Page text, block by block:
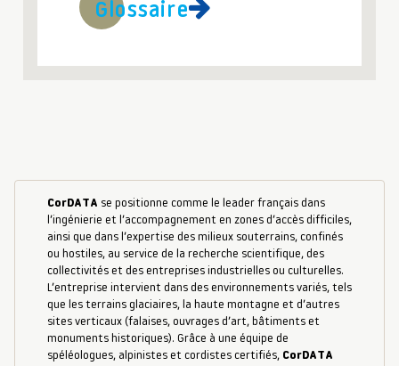
Glossaire
CorDATA se positionne comme le leader français dans
l’ingénierie et l’accompagnement en zones d’accès difficiles,
ainsi que dans l’expertise des milieux souterrains, confinés
ou hostiles, au service de la recherche scientifique, des
collectivités et des entreprises industrielles ou culturelles.
L’entreprise intervient dans des environnements variés, tels
que les terrains glaciaires, la haute montagne et d’autres
sites verticaux (falaises, ouvrages d’art, bâtiments et
monuments historiques). Grâce à une équipe de
spéléologues, alpinistes et cordistes certifiés, CorDATA